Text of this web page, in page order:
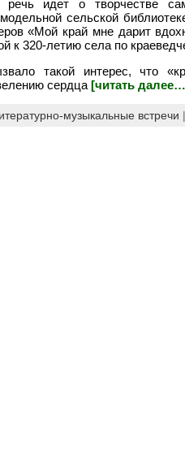
речь идет о творчестве
сельской
«Мой край мне дарит
к 320-летию села по
такой интерес, что
сердца [читать
музыкальные встречи